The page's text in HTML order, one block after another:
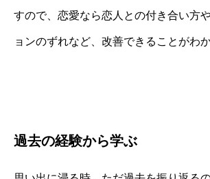
すので、恋愛なら恋人との付き合い方
ョンのずれなど、改善できることがわ
過去の経験から学ぶ